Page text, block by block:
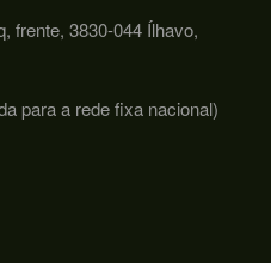
frente, 3830-044 Ílhavo,
para a rede fixa nacional)